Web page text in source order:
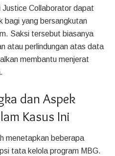
Justice Collaborator dapat
bagi yang bersangkutan
Saksi tersebut biasanya
atau perlindungan atas data
membantu menjerat
dan Aspek
Kasus Ini
menetapkan beberapa
tata kelola program MBG.